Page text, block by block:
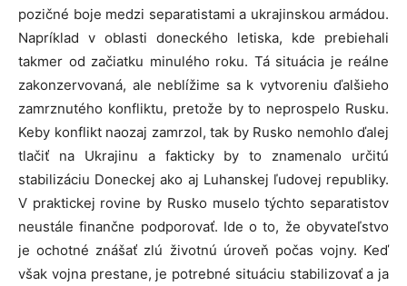
pozičné boje medzi separatistami a ukrajinskou armádou.
Napríklad v oblasti doneckého letiska, kde prebiehali
takmer od začiatku minulého roku. Tá situácia je reálne
zakonzervovaná, ale neblížime sa k vytvoreniu ďalšieho
zamrznutého konfliktu, pretože by to neprospelo Rusku.
Keby konflikt naozaj zamrzol, tak by Rusko nemohlo ďalej
tlačiť na Ukrajinu a fakticky by to znamenalo určitú
stabilizáciu Doneckej ako aj Luhanskej ľudovej republiky.
V praktickej rovine by Rusko muselo týchto separatistov
neustále finančne podporovať. Ide o to, že obyvateľstvo
je ochotné znášať zlú životnú úroveň počas vojny. Keď
však vojna prestane, je potrebné situáciu stabilizovať a ja